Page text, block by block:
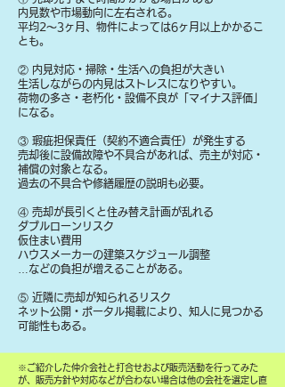
内見数や市場動向に左右される。
平均2〜3ヶ月、物件によっては6ヶ月以上かかるこ
とも。
② 内見対応・掃除・生活への負担が大きい
生活しながらの内見はストレスになりやすい。
荷物の多さ・老朽化・設備不良が「マイナス評価」
になる。
③ 瑕疵担保責任（契約不適合責任）が発生する
売却後に設備故障や不具合があれば、売主が対応・
補償の対象となる。
過去の不具合や修繕履歴の説明も必要。
④ 売却が長引くと住み替え計画が乱れる
ダブルローンリスク
仮住まい費用
ハウスメーカーの建築スケジュール調整
…などの負担が増えることがある。
⑤ 近隣に売却が知られるリスク
ネット公開・ポータル掲載により、知人に見つかる
可能性もある。
​※ご紹介した仲介会社と打合せおよび販売活動を行ってみた
が、販売方針や対応などが合わない場合は他の会社を選定し直